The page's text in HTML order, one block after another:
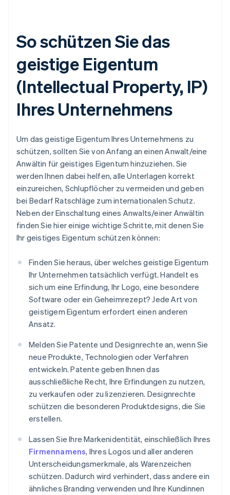
So schützen Sie das
geistige Eigentum
(Intellectual Property, IP)
Ihres Unternehmens
Um das geistige Eigentum Ihres Unternehmens zu
schützen, sollten Sie von Anfang an einen Anwalt/eine
Anwältin für geistiges Eigentum hinzuziehen. Sie
werden Ihnen dabei helfen, alle Unterlagen korrekt
einzureichen, Schlupflöcher zu vermeiden und geben
bei Bedarf Ratschläge zum internationalen Schutz.
Neben der Einschaltung eines Anwalts/einer Anwältin
finden Sie hier einige wichtige Schritte, mit denen Sie
Ihr geistiges Eigentum schützen können:
Finden Sie heraus, über welches geistige Eigentum
Ihr Unternehmen tatsächlich verfügt. Handelt es
sich um eine Erfindung, Ihr Logo, eine besondere
Software oder ein Geheimrezept? Jede Art von
geistigem Eigentum erfordert einen anderen
Ansatz.
Melden Sie Patente und Designrechte an, wenn Sie
neue Produkte, Technologien oder Verfahren
entwickeln. Patente geben Ihnen das
ausschließliche Recht, Ihre Erfindungen zu nutzen,
zu verkaufen oder zu lizenzieren. Designrechte
schützen die besonderen Produktdesigns, die Sie
erstellen.
Lassen Sie Ihre Markenidentität, einschließlich Ihres
Firmennamens, Ihres Logos und aller anderen
Unterscheidungsmerkmale, als Warenzeichen
schützen. Dadurch wird verhindert, dass andere ein
ähnliches Branding verwenden und Ihre Kundinnen